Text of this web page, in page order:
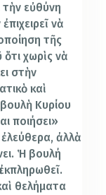
τὴν εὐθύνη
νὰ
τῆς
χωρὶς νὰ
στὴν
καὶ
Κυρίου
ποιήσει»
ἀλλὰ
Ἡ βουλή
θελήματα